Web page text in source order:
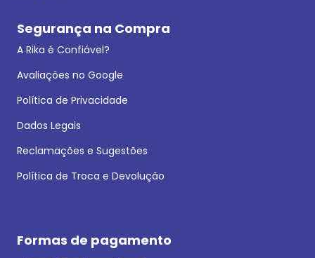
Segurança na Compra
A Rika é Confiável?
Avaliações no Google
Política de Privacidade
Dados Legais
Reclamações e Sugestões
Política de Troca e Devolução
Formas de pagamento